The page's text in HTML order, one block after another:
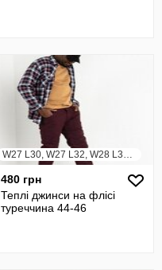
W27 L30, W27 L32, W28 L30, W28 L32
480 грн
Теплі джинси на флісі
туреччина 44-46